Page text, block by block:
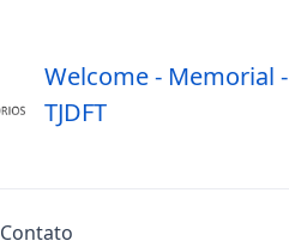
Welcome - Memorial -
TJDFT
Contato